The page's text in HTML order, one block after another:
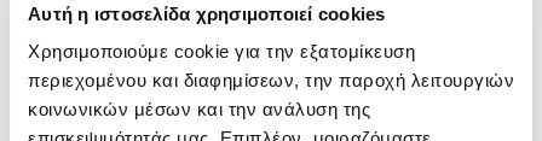
Αυτή η ιστοσελίδα χρησιμοποιεί cookies
Χρησιμοποιούμε cookie για την εξατομίκευση
περιεχομένου και διαφημίσεων, την παροχή λειτουργιών
κοινωνικών μέσων και την ανάλυση της
15.01.2027
Πρώτη φορά στην Ελλάδα: κολύμπι με
φαλαινοκαρχαρίες. Ζούμε την εμπειρία του Φεστιβάλ